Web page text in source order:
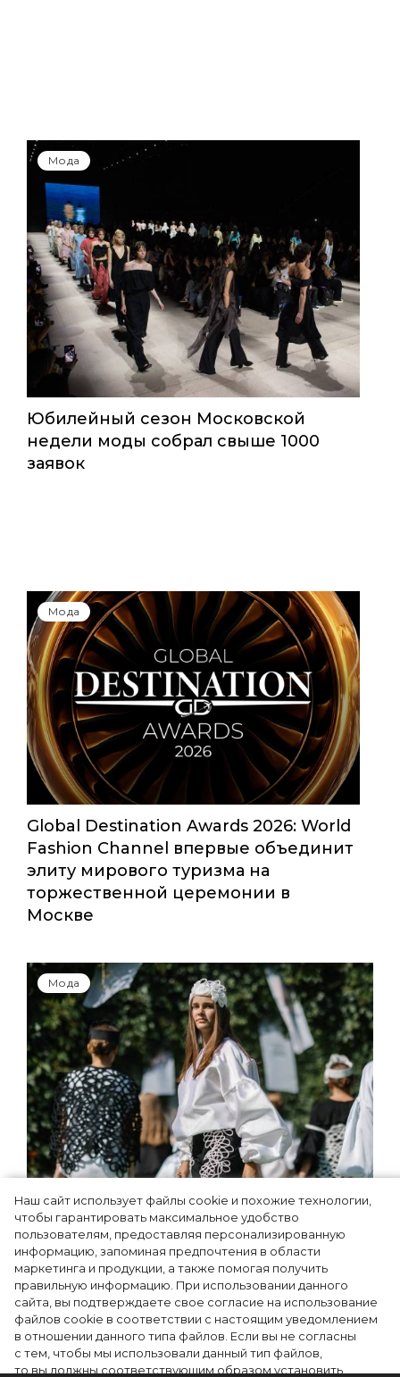
Наш сайт использует файлы cookie и похожие технологии,
чтобы гарантировать максимальное удобство
пользователям, предоставляя персонализированную
информацию, запоминая предпочтения в области
маркетинга и продукции, а также помогая получить
правильную информацию. При использовании данного
сайта, вы подтверждаете свое согласие на использование
файлов cookie в соответствии с настоящим уведомлением
в отношении данного типа файлов. Если вы не согласны
с тем, чтобы мы использовали данный тип файлов,
то вы должны соответствующим образом установить
Мода
Юбилейный сезон Московской
недели моды собрал свыше 1000
заявок
Мода
Global Destination Awards 2026: World
Fashion Channel впервые объединит
элиту мирового туризма на
торжественной церемонии в
Москве
Мода
Показы для души: как Алтай стал новой
точкой на карте российской моды —
Там, где вдохновение само находит
дизайнера